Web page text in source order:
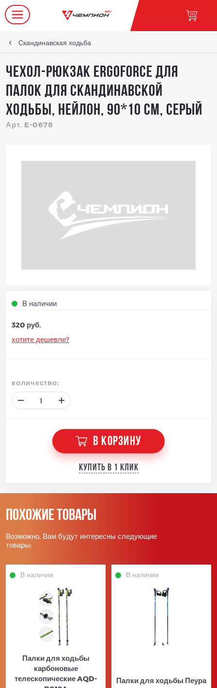
Скандинавская ходьба
Чехол-рюкзак Ergoforce для
палок для скандинавской
ходьбы, нейлон, 90*10 см, серый
Арт. E-0678
В наличии
320 руб.
хотите дешевле?
количество:
В КОРЗИНУ
Купить в 1 клик
Похожие товары
Возможно, Вам будут интересны следующие
товары:
В наличии
Палки для ходьбы
карбоновые
телескопические AQD-
В наличии
Палки для ходьбы Пеура